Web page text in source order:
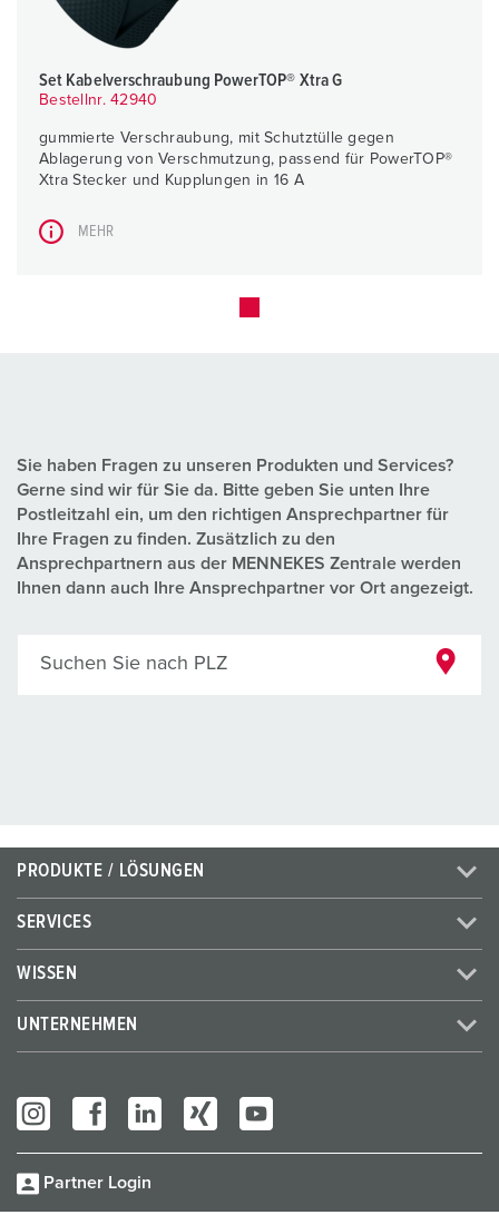
Set Kabelverschraubung PowerTOP® Xtra G
Bestellnr. 42940
gummierte Verschraubung, mit Schutztülle gegen
Ablagerung von Verschmutzung, passend für PowerTOP®
Xtra Stecker und Kupplungen in 16 A
MEHR
Sie haben Fragen zu unseren Produkten und Services?
Gerne sind wir für Sie da. Bitte geben Sie unten Ihre
Postleitzahl ein, um den richtigen Ansprechpartner für
Ihre Fragen zu finden. Zusätzlich zu den
Ansprechpartnern aus der MENNEKES Zentrale werden
Ihnen dann auch Ihre Ansprechpartner vor Ort angezeigt.
Suchen Sie nach PLZ
PRODUKTE / LÖSUNGEN
SERVICES
WISSEN
UNTERNEHMEN
Partner Login